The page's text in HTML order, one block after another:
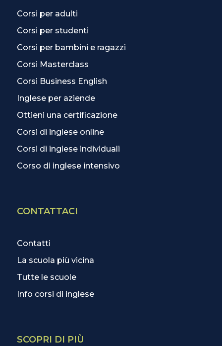
Corsi per adulti
Corsi per studenti
Corsi per bambini e ragazzi
Corsi Masterclass
Corsi Business English
Inglese per aziende
Ottieni una certificazione
Corsi di inglese online
Corsi di inglese individuali
Corso di inglese intensivo
CONTATTACI
Contatti
La scuola più vicina
Tutte le scuole
Info corsi di inglese
SCOPRI DI PIÙ